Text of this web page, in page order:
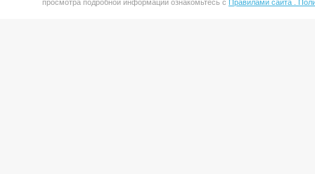
просмотра подробной информации ознакомьтесь с Правилами сайта .